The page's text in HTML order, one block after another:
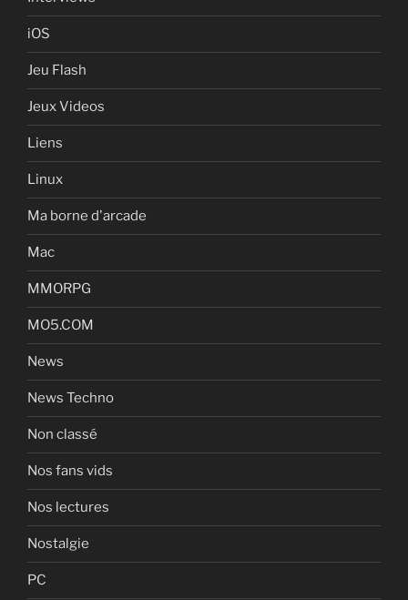
iOS
Jeu Flash
Jeux Videos
Liens
Linux
Ma borne d'arcade
Mac
MMORPG
MO5.COM
News
News Techno
Non classé
Nos fans vids
Nos lectures
Nostalgie
PC